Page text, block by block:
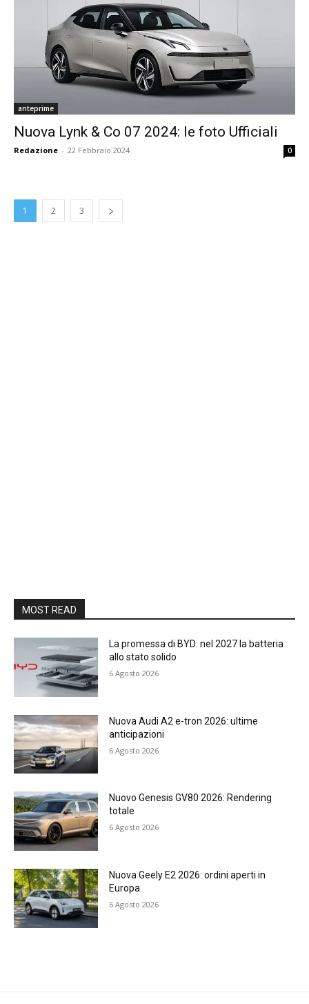
anteprime
Nuova Lynk & Co 07 2024: le foto Ufficiali
Redazione - 22 Febbraio 2024 0
1 2 3
MOST READ
La promessa di BYD: nel 2027 la batteria
allo stato solido
6 Agosto 2026
Nuova Audi A2 e-tron 2026: ultime
anticipazioni
6 Agosto 2026
Nuovo Genesis GV80 2026: Rendering
totale
6 Agosto 2026
Nuova Geely E2 2026: ordini aperti in
Europa
6 Agosto 2026